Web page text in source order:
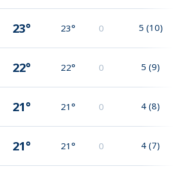
23° 23° 0 5 (10)
22° 22° 0 5 (9)
21° 21° 0 4 (8)
21° 21° 0 4 (7)